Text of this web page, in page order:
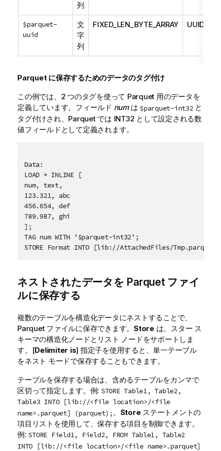
列
$parquet-
uuid
文
字
列
FIXED_LEN_BYTE_ARRAY UUID
Parquet に保存するためのデータのタグ付け
この例では、2 つのタグを使って Parquet 用のデータを
定義しています。フィールド numは $parquet-int32 と
タグ付けされ、Parquet では INT32 として設定される数
値フィールドとして定義されます。
Data:
LOAD * INLINE [
num, text,
123.321, abc
456.654, def
789.987, ghi
];
STORE Format INTO [lib://AttachedFiles/
ネストされたデータを Parquet ファイ
ルに保存する
複数のテーブルを構造化データにネストすることで、
Parquetファイルに保存できます。 Store は、スター ス
キーマの構造化ノードとリスト ノードをサポートしま
す。[Delimiter is] 指定子を使用すると、単一テーブル
をネスト モードで保存することもできます。
テーブルを保存する場合は、含めるテーブルをカンマで
区切って指定します。例: STORE Table1, Table2,
Table3 INTO [lib://<file location>/<file
name>.parquet] (parquet);。 Store ステートメントの
項目リストを使用して、保存する項目を制御できます。
例: STORE Field1, Field2, FROM Table1, Table2
INTO [lib://<file location>/<file name>.parquet]